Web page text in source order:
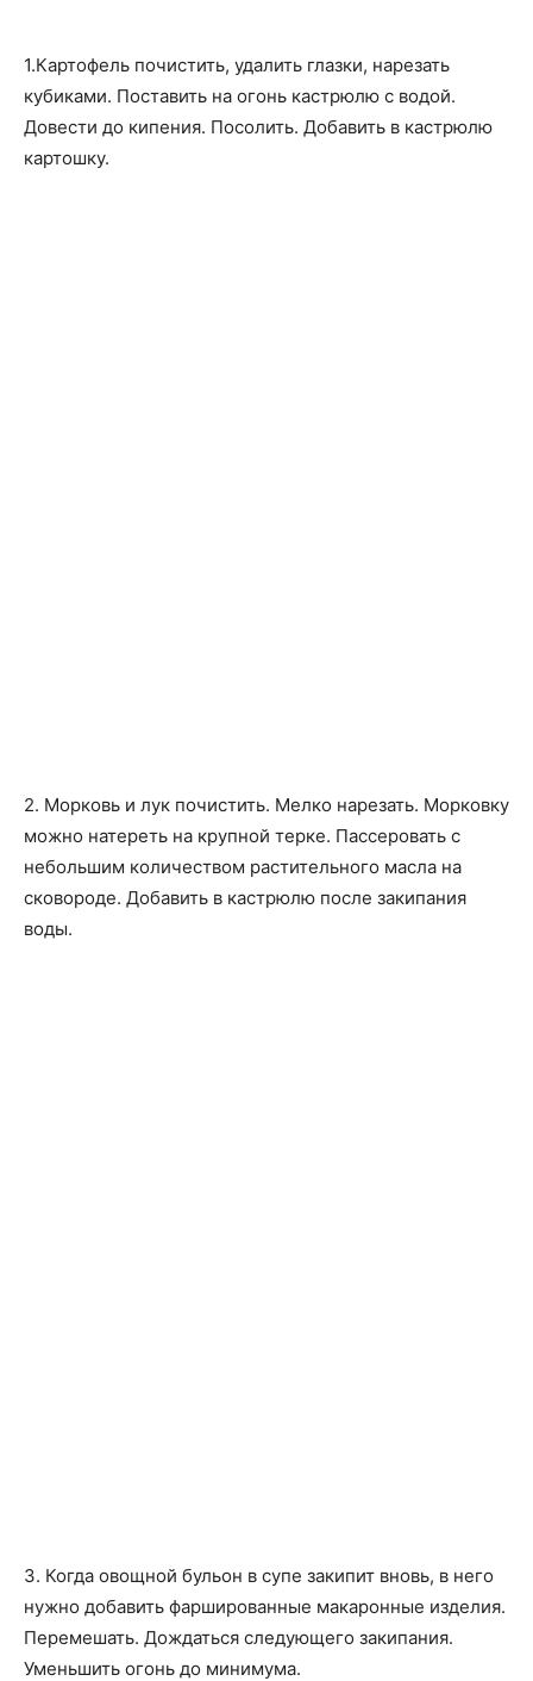
1.Картофель почистить, удалить глазки, нарезать
кубиками. Поставить на огонь кастрюлю с водой.
Довести до кипения. Посолить. Добавить в кастрюлю
картошку.
2. Морковь и лук почистить. Мелко нарезать. Морковку
можно натереть на крупной терке. Пассеровать с
небольшим количеством растительного масла на
сковороде. Добавить в кастрюлю после закипания
воды.
3. Когда овощной бульон в супе закипит вновь, в него
нужно добавить фаршированные макаронные изделия.
Перемешать. Дождаться следующего закипания.
Уменьшить огонь до минимума.